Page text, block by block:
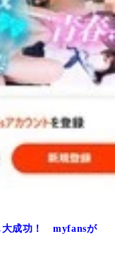
大成功！ myfansが